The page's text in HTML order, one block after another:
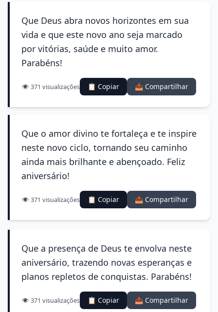
Que Deus abra novos horizontes em sua
vida e que este novo ano seja marcado
por vitórias, saúde e muito amor.
Parabéns!
👁️ 371 visualizações 📋 Copiar 📤 Compartilhar
Que o amor divino te fortaleça e te inspire
neste novo ciclo, tornando seu caminho
ainda mais brilhante e abençoado. Feliz
aniversário!
👁️ 371 visualizações 📋 Copiar 📤 Compartilhar
Que a presença de Deus te envolva neste
aniversário, trazendo novas esperanças e
planos repletos de conquistas. Parabéns!
👁️ 371 visualizações 📋 Copiar 📤 Compartilhar